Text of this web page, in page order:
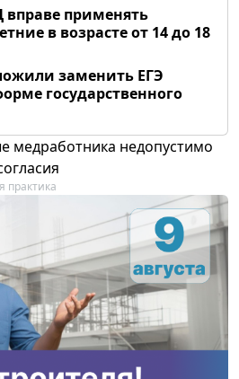
применять
в возрасте от 14 до 18
заменить ЕГЭ
государственного
медработника недопустимо
практика